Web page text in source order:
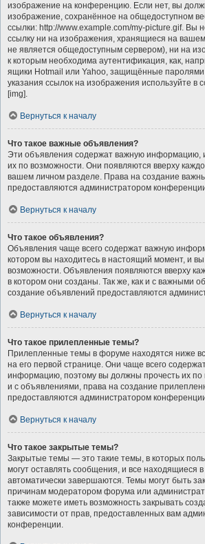
изображение на конференцию. Если нет, вы
изображение, сохранённое на общедоступном
ссылки: http://www.example.com/my-picture.gif. Вы
ссылку ни на изображения, хранящиеся на
не является общедоступным сервером), ни на
к которым необходима аутентификация, как,
ящики Hotmail или Yahoo, защищённые паролями
указания ссылок на изображения используйте в
[img].
Вернуться к началу
Что такое важные объявления?
Эти объявления содержат важную информацию,
их по возможности. Они появляются вверху
вашем личном разделе. Права на создание
предоставляются администратором
Вернуться к началу
Что такое объявления?
Объявления чаще всего содержат важную
котором вы находитесь в настоящий момент, и
возможности. Объявления появляются вверху
в котором они созданы. Так же, как и с важными
создание объявлений предоставляются
Вернуться к началу
Что такое прилепленные темы?
Прилепленные темы в форуме находятся ниже
на его первой странице. Они чаще всего
информацию, поэтому вы должны прочесть их по
и с объявлениями, права на создание
предоставляются администратором
Вернуться к началу
Что такое закрытые темы?
Закрытые темы — это такие темы, в которых
могут оставлять сообщения, и все находящиеся
автоматически завершаются. Темы могут быть
причинам модератором форума или
также можете иметь возможность закрывать
зависимости от прав, предоставленных вам
конференции.